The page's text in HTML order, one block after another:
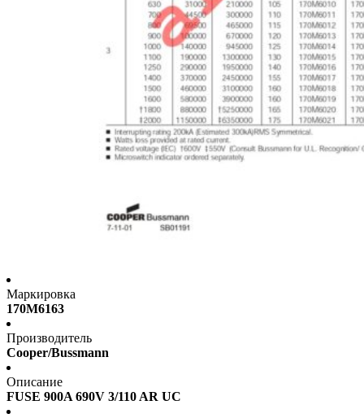
Маркировка
170M6163
Производитель
Cooper/Bussmann
Описание
FUSE 900A 690V 3/110 AR UC